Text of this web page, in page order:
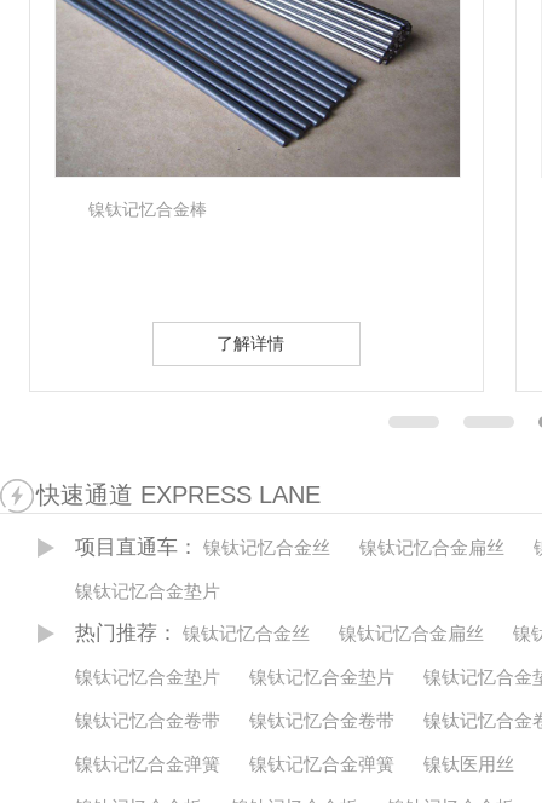
镍钛记忆合金棒
了解详情
快速通道 EXPRESS LANE
项目直通车： 镍钛记忆合金丝 镍钛记忆合金扁丝
镍钛记忆合金垫片
热门推荐： 镍钛记忆合金丝 镍钛记忆合金扁丝 镍
镍钛记忆合金垫片 镍钛记忆合金垫片 镍钛记忆合金
镍钛记忆合金卷带 镍钛记忆合金卷带 镍钛记忆合金
镍钛记忆合金弹簧 镍钛记忆合金弹簧 镍钛医用丝